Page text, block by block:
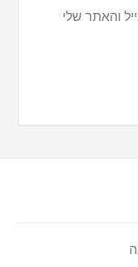
והאתר שלי